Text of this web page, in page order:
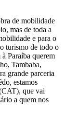
de mobilidade
mas de toda a
e para o
turismo de todo o
Paraíba querem
Tambaba,
grande parceria
estamos
que vai
a quem nos